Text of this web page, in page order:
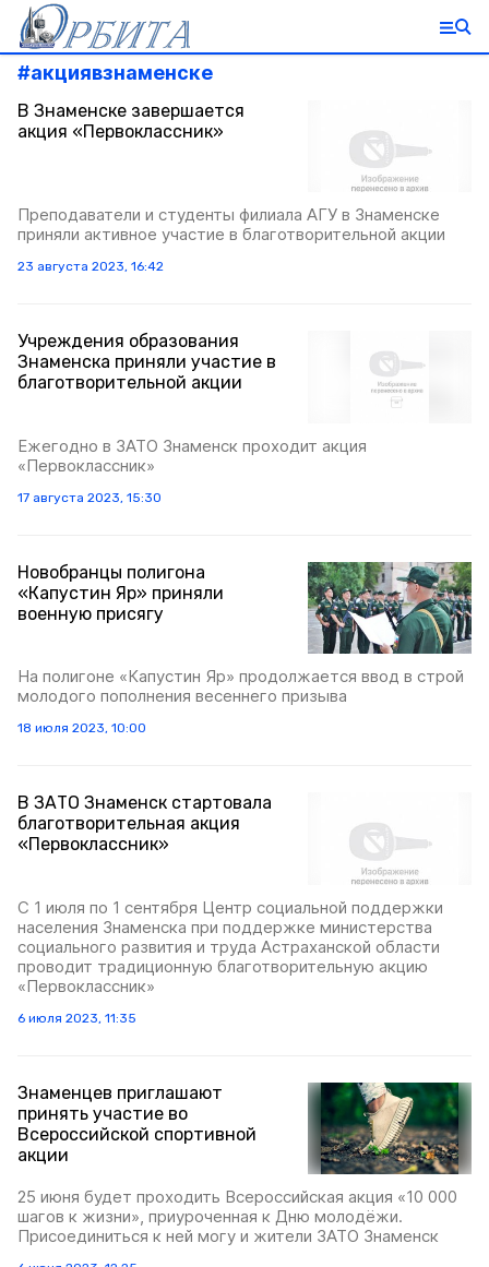
#акциявзнаменске
В Знаменске завершается
акция «Первоклассник»
Преподаватели и студенты филиала АГУ в Знаменске
приняли активное участие в благотворительной акции
23 августа 2023, 16:42
Учреждения образования
Знаменска приняли участие в
благотворительной акции
Ежегодно в ЗАТО Знаменск проходит акция
«Первоклассник»
17 августа 2023, 15:30
Новобранцы полигона
«Капустин Яр» приняли
военную присягу
На полигоне «Капустин Яр» продолжается ввод в строй
молодого пополнения весеннего призыва
18 июля 2023, 10:00
В ЗАТО Знаменск стартовала
благотворительная акция
«Первоклассник»
С 1 июля по 1 сентября Центр социальной поддержки
населения Знаменска при поддержке министерства
социального развития и труда Астраханской области
проводит традиционную благотворительную акцию
«Первоклассник»
6 июля 2023, 11:35
Знаменцев приглашают
принять участие во
Всероссийской спортивной
акции
25 июня будет проходить Всероссийская акция «10 000
шагов к жизни», приуроченная к Дню молодёжи.
Присоединиться к ней могу и жители ЗАТО Знаменск